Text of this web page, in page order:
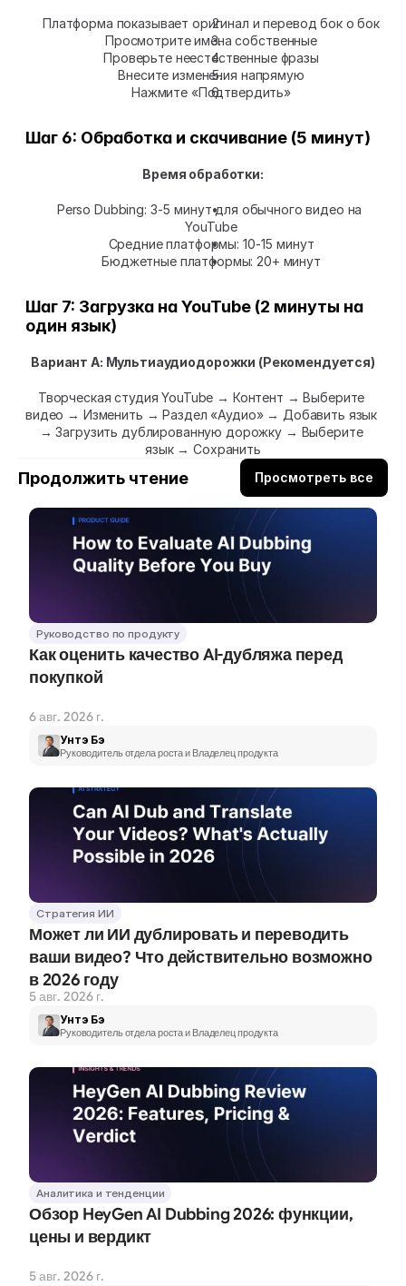
Платформа показывает оригинал и перевод бок о бок
Просмотрите имена собственные
Проверьте неестественные фразы
Внесите изменения напрямую
Нажмите «Подтвердить»
Шаг 6: Обработка и скачивание (5 минут)
Время обработки:
Perso Dubbing: 3-5 минут для обычного видео на
YouTube
Средние платформы: 10-15 минут
Бюджетные платформы: 20+ минут
Шаг 7: Загрузка на YouTube (2 минуты на
один язык)
Вариант А: Мультиаудиодорожки (Рекомендуется)
Творческая студия YouTube → Контент → Выберите
видео → Изменить → Раздел «Аудио» → Добавить язык
→ Загрузить дублированную дорожку → Выберите
язык → Сохранить
Продолжить чтение Просмотреть все
Руководство по продукту
Как оценить качество AI-дубляжа перед
покупкой
6 авг. 2026 г.
Унтэ Бэ
Руководитель отдела роста и Владелец продукта
Стратегия ИИ
Может ли ИИ дублировать и переводить
ваши видео? Что действительно возможно
в 2026 году
5 авг. 2026 г.
Унтэ Бэ
Руководитель отдела роста и Владелец продукта
Аналитика и тенденции
Обзор HeyGen AI Dubbing 2026: функции,
цены и вердикт
5 авг. 2026 г.